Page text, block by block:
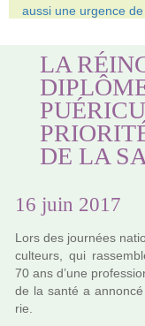
aussi une urgence
LA
DE LA
16 juin 2017
Lors des jour­nées
culteurs, qui
70 ans d’une
de la santé a
rie.